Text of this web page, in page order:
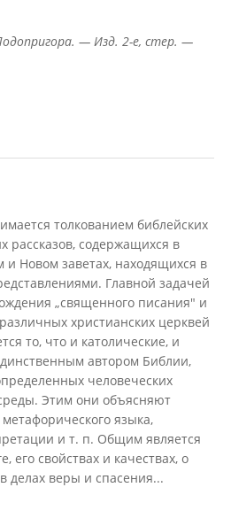
— Изд. 2-е, стер. —
толкованием библейских
рассказов, содержащихся в
и Новом заветах, находящихся в
Главной задачей
„священного писания" и
христианских церквей
то, что и католические, и
автором Библии,
человеческих
Этим они объясняют
языка,
и т. п. Общим является
его свойствах и качествах, о
делах веры и спасения...